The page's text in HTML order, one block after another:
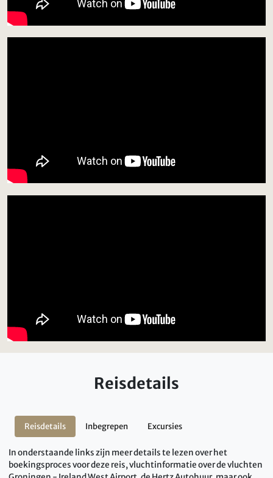
Reisdetails
Reisdetails Inbegrepen Excursies
In onderstaande links zijn meer details te lezen over het
boekingsproces voor deze reis, vluchtinformatie over de vluchten